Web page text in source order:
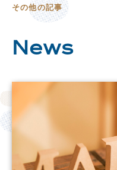
その他の記事
News